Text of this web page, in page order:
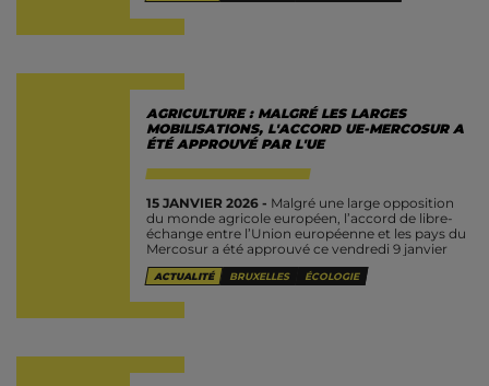
AGRICULTURE : MALGRÉ LES LARGES
MOBILISATIONS, L'ACCORD UE-MERCOSUR A
ÉTÉ APPROUVÉ PAR L'UE
15 JANVIER 2026 - Malgré une large opposition
du monde agricole européen, l’accord de libre-
échange entre l’Union européenne et les pays du
Mercosur a été approuvé ce vendredi 9 janvier
2026 par les 27...
ACTUALITÉ BRUXELLES ÉCOLOGIE